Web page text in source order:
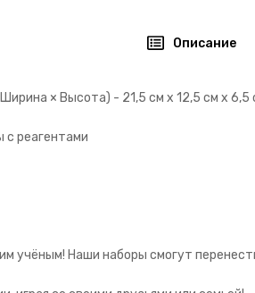
Описание
× Высота) - 21,5 см х 12,5 см х 6,5
с реагентами
учёным! Наши наборы смогут